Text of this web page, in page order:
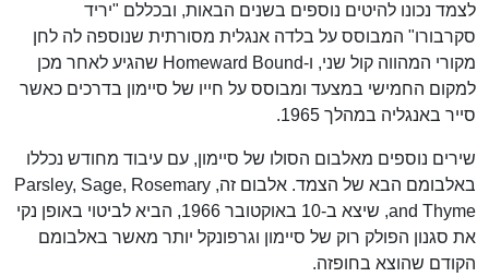
לצמד נכונו להיטים נוספים בשנים הבאות, ובכללם "יריד
סקרבורו" המבוסס על בלדה אנגלית מסורתית שנוספה לה לחן
מקורי המהווה קול שני, ו-Homeward Bound שהגיע לאחר מכן
למקום החמישי במצעד ומבוסס על חייו של סיימון בדרכים כאשר
סייר באנגליה במהלך 1965.
שירים נוספים מאלבום הסולו של סיימון, עם עיבוד מחודש נכללו
באלבומם הבא של הצמד. אלבום זה, Parsley, Sage, Rosemary
and Thyme, שיצא ב-10 באוקטובר 1966, הביא לביטוי באופן נקי
את סגנון הפולק רוק של סיימון וגרפונקל יותר מאשר באלבומם
הקודם שהוצא בחופזה.